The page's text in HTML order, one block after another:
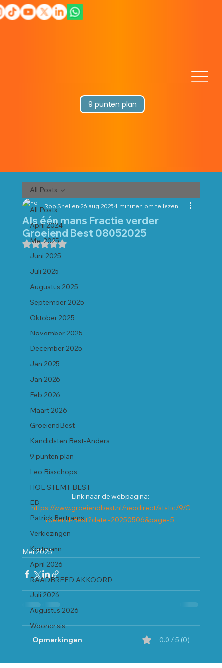
9 punten plan
All Posts
April 2024
Mei 2025
Juni 2025
Juli 2025
Augustus 2025
September 2025
Oktober 2025
November 2025
December 2025
Jan 2025
Jan 2026
Feb 2026
Maart 2026
GroeiendBest
Kandidaten Best-Anders
9 punten plan
Leo Bisschops
HOE STEMT BEST
ED
Patrick Bertrams
Verkiezingen
Kortmann
April 2026
RAADBREED AKKOORD
Juli 2026
Augustus 2026
Wooncrisis
All Posts
Als één mans Fractie verder
Groeiend Best 08052025
Rob Snellen26 aug 20251 minuten om te lezen
Beoordeeld met NaN uit 5 sterren.
Link naar de webpagina:
https://www.groeiendbest.nl/neodirect/static/9/G
roeiend-Best?date=20250506&page=5
Mei 2025
Opmerkingen 0.0 / 5 (0)